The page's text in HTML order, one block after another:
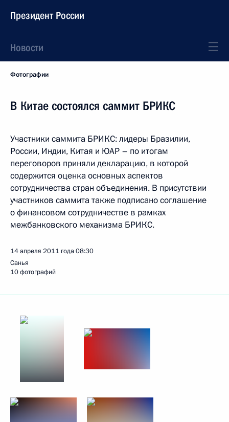
Президент России
Новости
Фотографии
В Китае состоялся саммит БРИКС
Участники саммита БРИКС: лидеры Бразилии,
России, Индии, Китая и ЮАР – по итогам
переговоров приняли декларацию, в которой
содержится оценка основных аспектов
сотрудничества стран объединения. В присутствии
участников саммита также подписано соглашение
о финансовом сотрудничестве в рамках
межбанковского механизма БРИКС.
14 апреля 2011 года08:30
Санья
10 фотографий